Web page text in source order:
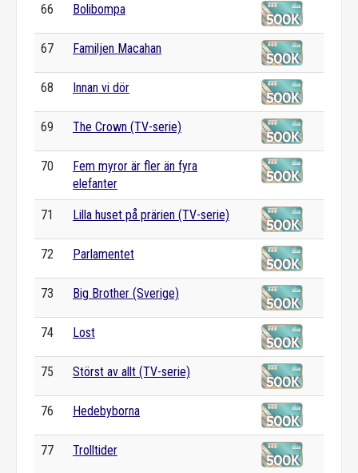
66 Bolibompa
67 Familjen Macahan
68 Innan vi dör
69 The Crown (TV-serie)
70
Fem myror är fler än fyra
elefanter
71 Lilla huset på prärien (TV-serie)
72 Parlamentet
73 Big Brother (Sverige)
74 Lost
75 Störst av allt (TV-serie)
76 Hedebyborna
77 Trolltider